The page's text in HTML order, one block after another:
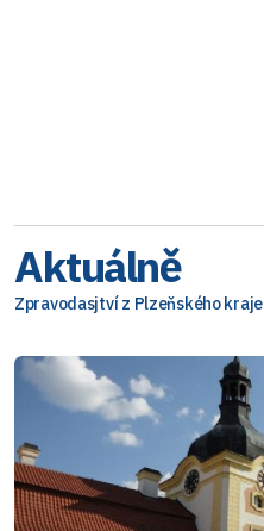
Aktuálně
Zpravodasjtví z Plzeňského kraje